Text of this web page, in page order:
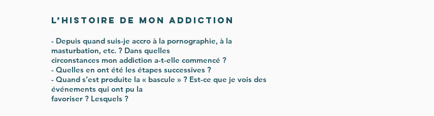
L’histoire de mon addiction
- Depuis quand suis-je accro à la pornographie, à la
masturbation, etc. ? Dans quelles
circonstances mon addiction a-t-elle commencé ?
- Quelles en ont été les étapes successives ?
- Quand s’est produite la « bascule » ? Est-ce que je vois des
événements qui ont pu la
favoriser ? Lesquels ?